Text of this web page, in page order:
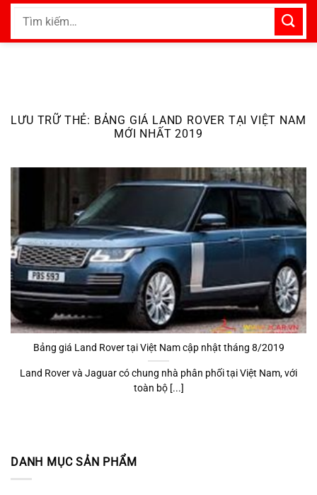
Bỏ
nội
Tìm
LƯU TRỮ THẺ: BẢNG GIÁ LAND ROVER TẠI VIỆT NAM
MỚI NHẤT 2019
DANH MỤC SẢN PHẨM
Bảng giá Land Rover tại Việt Nam cập nhật tháng 8/2019
Land Rover và Jaguar có chung nhà phân phối tại Việt Nam, với
toàn bộ [...]